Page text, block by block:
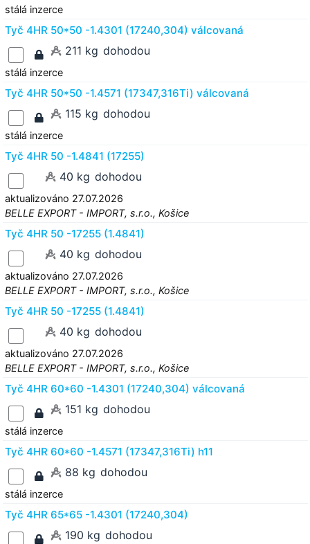
stálá inzerce
Tyč 4HR 50*50 -1.4301 (17240,304) válcovaná
211 kg dohodou
stálá inzerce
Tyč 4HR 50*50 -1.4571 (17347,316Ti) válcovaná
115 kg dohodou
stálá inzerce
Tyč 4HR 50 -1.4841 (17255)
40 kg dohodou
aktualizováno 27.07.2026
BELLE EXPORT - IMPORT, s.r.o., Košice
Tyč 4HR 50 -17255 (1.4841)
40 kg dohodou
aktualizováno 27.07.2026
BELLE EXPORT - IMPORT, s.r.o., Košice
Tyč 4HR 50 -17255 (1.4841)
40 kg dohodou
aktualizováno 27.07.2026
BELLE EXPORT - IMPORT, s.r.o., Košice
Tyč 4HR 60*60 -1.4301 (17240,304) válcovaná
151 kg dohodou
stálá inzerce
Tyč 4HR 60*60 -1.4571 (17347,316Ti) h11
88 kg dohodou
stálá inzerce
Tyč 4HR 65*65 -1.4301 (17240,304)
190 kg dohodou